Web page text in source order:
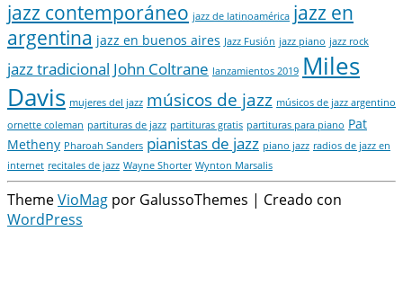
jazz contemporáneo jazz de latinoamérica jazz en
argentina jazz en buenos aires Jazz Fusión jazz piano jazz rock
jazz tradicional John Coltrane lanzamientos 2019 Miles
Davis mujeres del jazz músicos de jazz músicos de jazz argentino
ornette coleman partituras de jazz partituras gratis partituras para piano Pat
Metheny Pharoah Sanders pianistas de jazz piano jazz radios de jazz en
internet recitales de jazz Wayne Shorter Wynton Marsalis
ThemeVioMag por GalussoThemes | Creado con
WordPress